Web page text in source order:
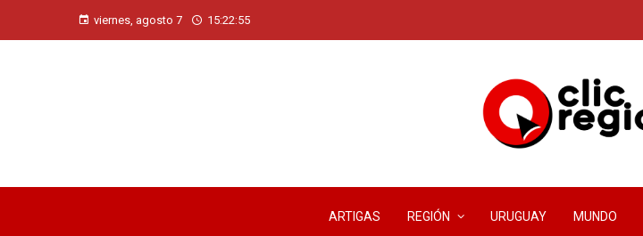
viernes, agosto 7 15:22:57
ARTIGAS REGIÓN URUGUAY MUNDO